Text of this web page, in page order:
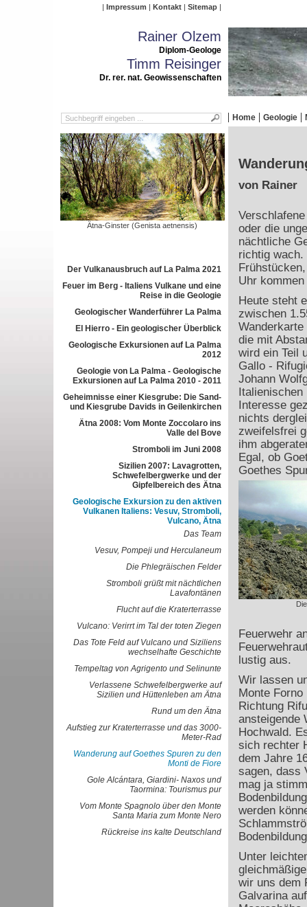
Impressum Kontakt Sitemap
Rainer Olzem
Diplom-Geologe
Timm Reisinger
Dr. rer. nat. Geowissenschaften
Home Geologie
Ätna-Ginster (Genista aetnensis)
Der Vulkanausbruch auf La Palma 2021
Feuer im Berg - Italiens Vulkane und eine
Reise in die Geologie
Geologischer Wanderführer La Palma
El Hierro - Ein geologischer Überblick
Geologische Exkursionen auf La Palma
2012
Geologie von La Palma - Geologische
Exkursionen auf La Palma 2010 - 2011
Geheimnisse einer Kiesgrube: Die Sand-
und Kiesgrube Davids in Geilenkirchen
Ätna 2008: Vom Monte Zoccolaro ins
Valle del Bove
Stromboli im Juni 2008
Sizilien 2007: Lavagrotten,
Schwefelbergwerke und der
Gipfelbereich des Ätna
Geologische Exkursion zu den aktiven
Vulkanen Italiens: Vesuv, Stromboli,
Vulcano, Ätna
Das Team
Vesuv, Pompeji und Herculaneum
Die Phlegräischen Felder
Stromboli grüßt mit nächtlichen
Lavafontänen
Flucht auf die Kraterterrasse
Vulcano: Verirrt im Tal der toten Ziegen
Das Tote Feld auf Vulcano und Siziliens
wechselhafte Geschichte
Tempeltag von Agrigento und Selinunte
Verlassene Schwefelbergwerke auf
Sizilien und Hüttenleben am Ätna
Rund um den Ätna
Aufstieg zur Kraterterrasse und das 3000-
Meter-Rad
Wanderung auf Goethes Spuren zu den
Monti de Fiore
Gole Alcántara, Giardini- Naxos und
Taormina: Tourismus pur
Vom Monte Spagnolo über den Monte
Santa Maria zum Monte Nero
Rückreise ins kalte Deutschland
von Rainer
oder die
nächtliche
richtig wach.
Uhr
Heute steht
zwischen
die mit
wird ein Teil
Gallo -
Johann
Italienischen
Interesse
nichts
zweifelsfrei
ihm
Egal, ob
Goethes
Feuerwehr
lustig aus.
Wir lassen
Monte
Richtung
ansteigende
Hochwald.
sich rechter
dem Jahre
sagen, dass
mag ja
werden
Unter
wir uns dem
Galvarina